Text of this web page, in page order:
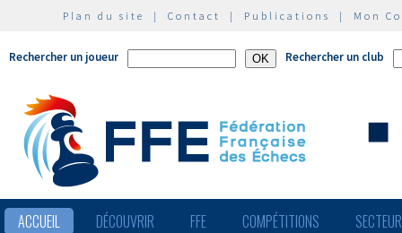
Plan du site | Contact | Publications | Mon
Rechercher un joueur Rechercher un club
ACCUEIL DÉCOUVRIR FFE COMPÉTITIONS